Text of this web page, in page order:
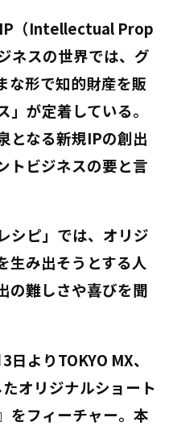
（Intellectual Prop
ネスの世界では、グ
な形で知的財産を販
が定着している。
となる新規IPの創出
トビジネスの要と言
シピ」では、オリジ
生み出そうとする人
の難しさや喜びを聞
よりTOKYO MX、
オリジナルショート
をフィーチャー。本